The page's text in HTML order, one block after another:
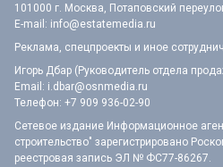
101000 г. Москва, Потаповский
E-mail: info@estatemedia.ru
Реклама, спецпроекты и иное
Игорь Дбар (Руководитель отдела
Email: i.dbar@osnmedia.ru
Телефон: +7 909 936-02-90
Сетевое издание Информационное
строительство" зарегистрировано
реестровая запись ЭЛ № ФС77-86267.